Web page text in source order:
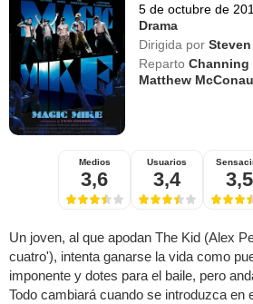
5 de octubre de
Drama
Dirigida por
Reparto Channing
Matthew
Medios
3,6
Usuarios
3,4 3,5
Un joven, al que apodan The Kid (Alex
cuatro'), intenta ganarse la vida como
imponente y dotes para el baile, pero
Todo cambiará cuando se introduzca en